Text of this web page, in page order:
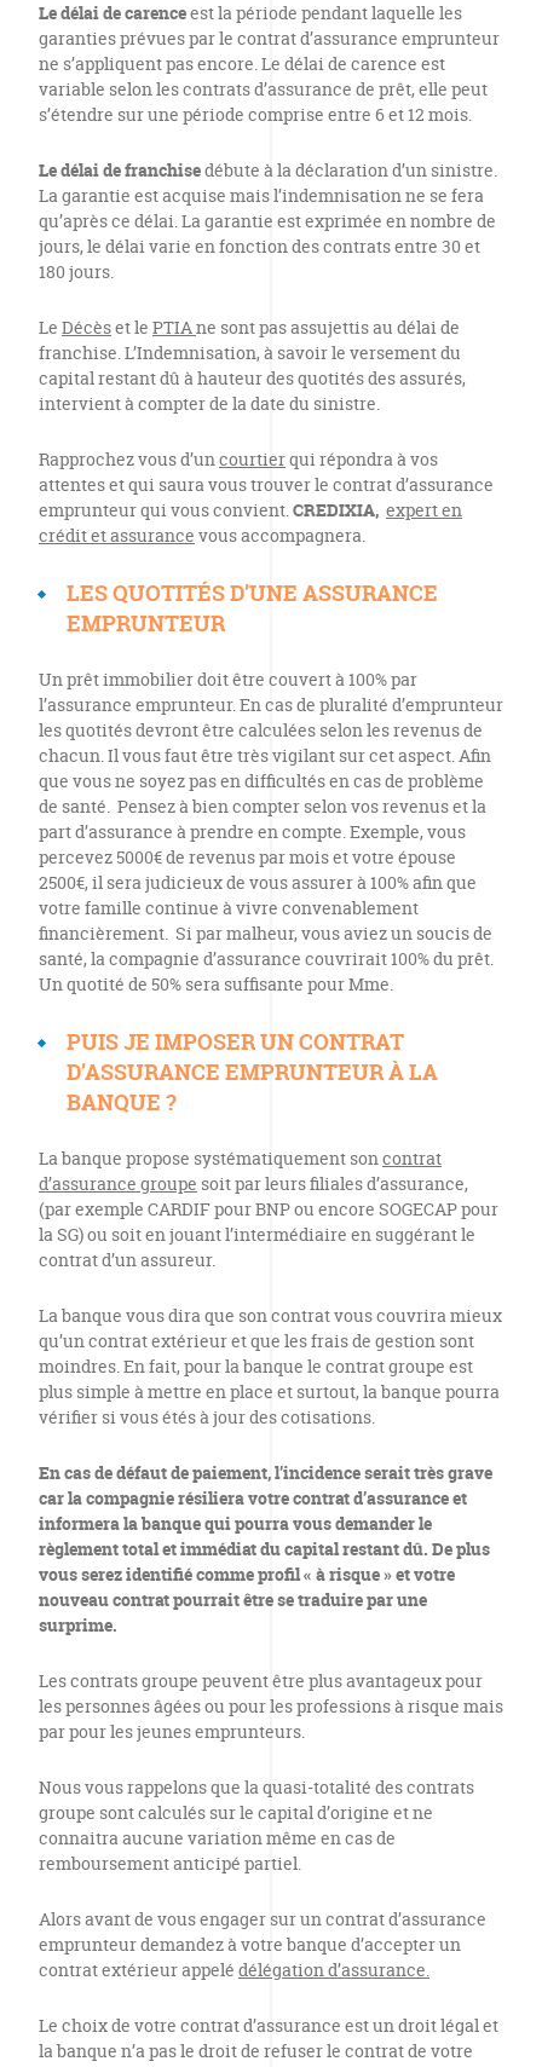
Le délai de carenceest la période pendant laquelle les
garanties prévues par le contrat d’assurance emprunteur
ne s’appliquent pas encore. Le délai de carence est
variable selon les contrats d’assurance de prêt, elle peut
s’étendre sur une période comprise entre 6 et 12 mois.
Le délai de franchisedébute à la déclaration d’un sinistre.
La garantie est acquise mais l’indemnisation ne se fera
qu’après ce délai. La garantie est exprimée en nombre de
jours, le délai varie en fonction des contrats entre 30 et
180 jours.
Le Décèset le PTIAne sont pas assujettis au délai de
franchise. L’Indemnisation, à savoir le versement du
capital restant dû à hauteur des quotités des assurés,
intervient à compter de la date du sinistre.
Rapprochez vous d’uncourtierqui répondra à vos
attentes et qui saura vous trouver le contrat d’assurance
emprunteur qui vous convient.CREDIXIA, expert en
crédit et assurance vous accompagnera.
LES QUOTITÉS D’UNE ASSURANCE
EMPRUNTEUR
Un prêt immobilier doit être couvert à 100% par
l’assurance emprunteur. En cas de pluralité d’emprunteur
les quotités devront être calculées selon les revenus de
chacun. Il vous faut être très vigilant sur cet aspect. Afin
que vous ne soyez pas en difficultés en cas de problème
de santé. Pensez à bien compter selon vos revenus et la
part d’assurance à prendre en compte. Exemple, vous
percevez 5000€ de revenus par mois et votre épouse
2500€, il sera judicieux de vous assurer à 100% afin que
votre famille continue à vivre convenablement
financièrement. Si par malheur, vous aviez un soucis de
santé, la compagnie d’assurance couvrirait 100% du prêt.
Un quotité de 50% sera suffisante pour Mme.
PUIS JE IMPOSER UN CONTRAT
D’ASSURANCE EMPRUNTEUR À LA
BANQUE ?
La banque propose systématiquement soncontrat
d’assurance groupe soit par leurs filiales d’assurance,
(par exemple CARDIF pour BNP ou encore SOGECAP pour
la SG) ou soit en jouant l’intermédiaire en suggérant le
contrat d’un assureur.
La banque vous dira que son contrat vous couvrira mieux
qu’un contrat extérieur et que les frais de gestion sont
moindres. En fait, pour la banque le contrat groupe est
plus simple à mettre en place et surtout, la banque pourra
vérifier si vous étés à jour des cotisations.
En cas de défaut de paiement, l’incidence serait très grave
car la compagnie résiliera votre contrat d’assurance et
informera la banque qui pourra vous demander le
règlement total et immédiat du capital restant dû. De plus
vous serez identifié comme profil « à risque » et votre
nouveau contrat pourrait être se traduire par une
surprime.
Les contrats groupe peuvent être plus avantageux pour
les personnes âgées ou pour les professions à risque mais
par pour les jeunes emprunteurs.
Nous vous rappelons que la quasi-totalité des contrats
groupe sont calculés sur le capital d’origine et ne
connaitra aucune variation même en cas de
remboursement anticipé partiel.
Alors avant de vous engager sur un contrat d’assurance
emprunteur demandez à votre banque d’accepter un
contrat extérieur appelé délégation d’assurance.
Le choix de votre contrat d’assurance est un droit légal et
la banque n’a pas le droit de refuser le contrat de votre